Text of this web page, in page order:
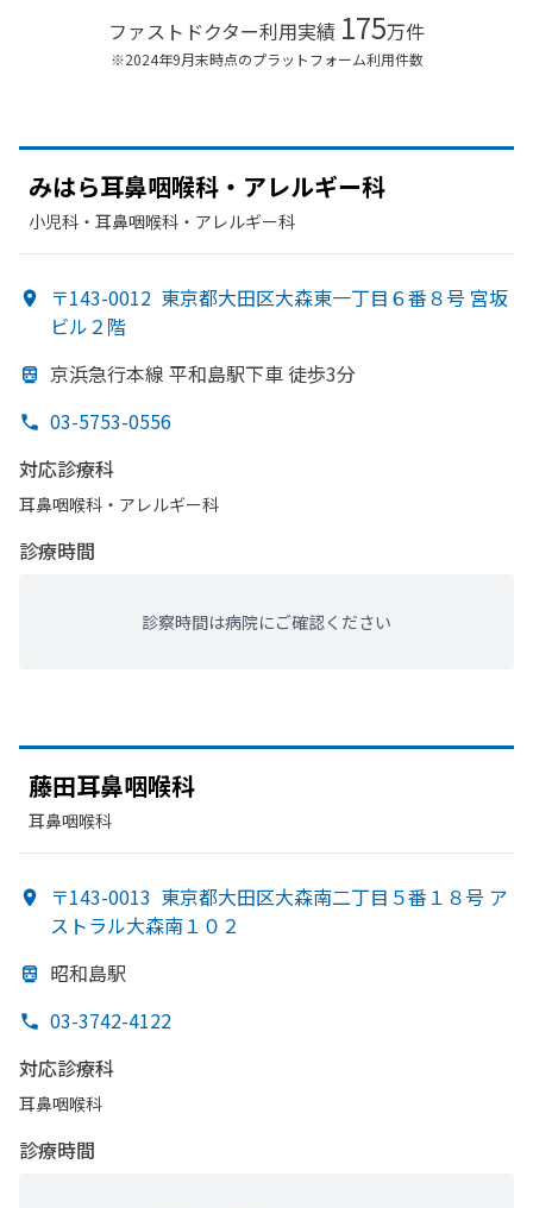
ファストドクター利用実績 175万件
※2024年9月末時点のプラットフォーム利用件数
みはら耳鼻咽喉科・アレルギー科
小児科・​耳鼻咽喉科・​アレルギー科
〒143-0012 東京都大田区大森東一丁目６番８号 宮坂
ビル２階
京浜急行本線 平和島駅下車 徒歩3分
03-5753-0556
対応診療科
耳鼻咽喉科・​アレルギー科
診療時間
診察時間は病院にご確認ください
藤田耳鼻咽喉科
耳鼻咽喉科
〒143-0013 東京都大田区大森南二丁目５番１８号 ア
ストラル大森南１０２
昭和島駅
03-3742-4122
対応診療科
耳鼻咽喉科
診療時間